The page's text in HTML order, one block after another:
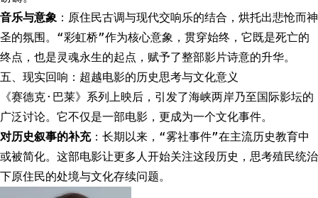
音乐与意象 ：原住民古调与现代交响乐的结合，烘托出悲怆而神
圣的氛围。“彩虹桥”作为核心意象，贯穿始终，它既是死亡的
终点，也是灵魂永生的起点，赋予了整部影片诗意的升华。
五、现实回响：超越电影的历史思考与文化意义
《赛德克·巴莱》系列上映后，引发了海峡两岸乃至国际影坛的
广泛讨论。它不仅是一部电影，更成为一个文化事件。
对历史叙事的补充：长期以来，“雾社事件”在主流历史教育中
或被简化。这部电影让更多人开始关注这段历史，思考殖民统治
下原住民的处境与文化存续问题。